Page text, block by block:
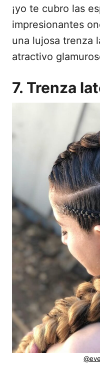
¡yo te cubro las
impresionantes
una lujosa trenza
atractivo
7. Trenza